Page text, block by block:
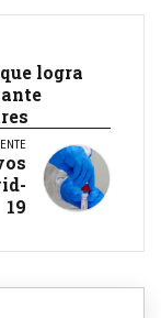
logra
19